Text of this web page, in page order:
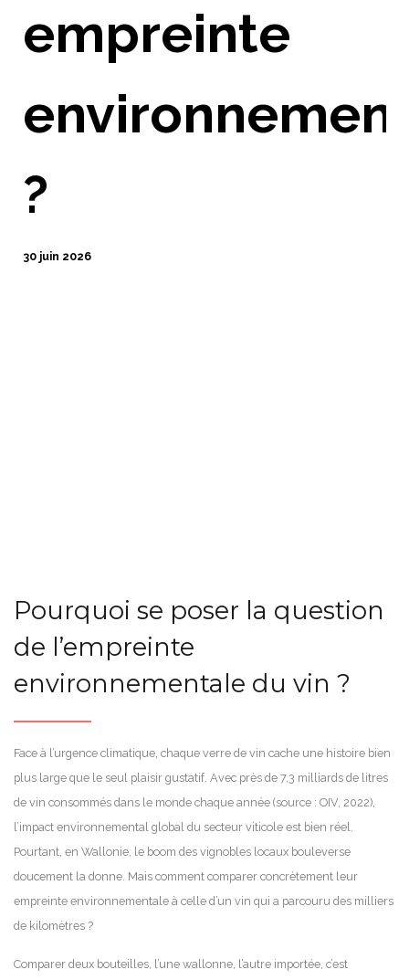
empreinte
?
30 juin 2026
Pourquoi se poser la question
de l’empreinte
environnementale du vin ?
Face à l’urgence climatique, chaque verre de vin cache une histoire bien
plus large que le seul plaisir gustatif. Avec près de 7,3 milliards de litres
de vin consommés dans le monde chaque année (source : OIV, 2022),
l’impact environnemental global du secteur viticole est bien réel.
Pourtant, en Wallonie, le boom des vignobles locaux bouleverse
doucement la donne. Mais comment comparer concrètement leur
empreinte environnementale à celle d’un vin qui a parcouru des milliers
de kilomètres ?
Comparer deux bouteilles, l’une wallonne, l’autre importée, c’est